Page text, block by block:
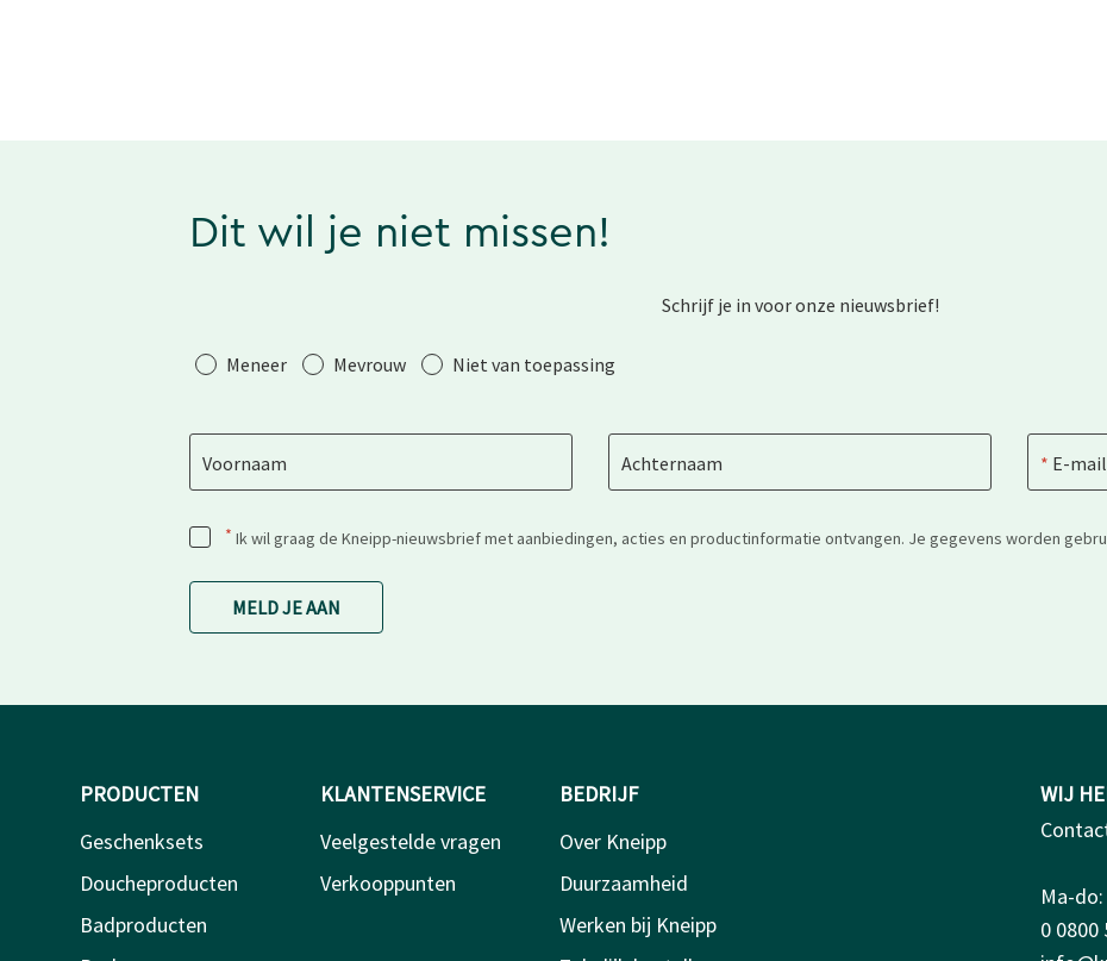
Dit wil je niet missen!
Schrijf je in voor onze nieuwsbrief!
Aanhef
Meneer Mevrouw Niet van toepassing
Voornaam Achternaam E-
* Ik wil graag de Kneipp-nieuwsbrief met aanbiedingen, acties en productinformatie ontvangen. Je gegevens worden
MELD JE AAN
PRODUCTEN
Geschenksets
Doucheproducten
Badproducten
KLANTENSERVICE
Veelgestelde vragen
Verkooppunten
BEDRIJF
Over Kneipp
Duurzaamheid
Werken bij Kneipp
WIJ
Ma-
0 0800